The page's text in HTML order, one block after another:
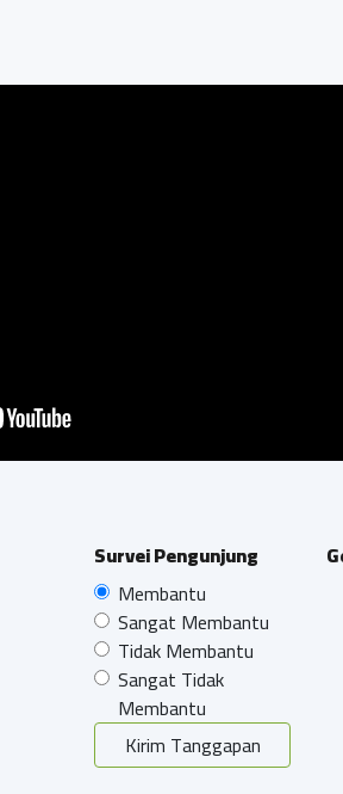
Survei Pengunjung
Membantu
Sangat Membantu
Tidak Membantu
Sangat Tidak
Membantu
Kirim Tanggapan